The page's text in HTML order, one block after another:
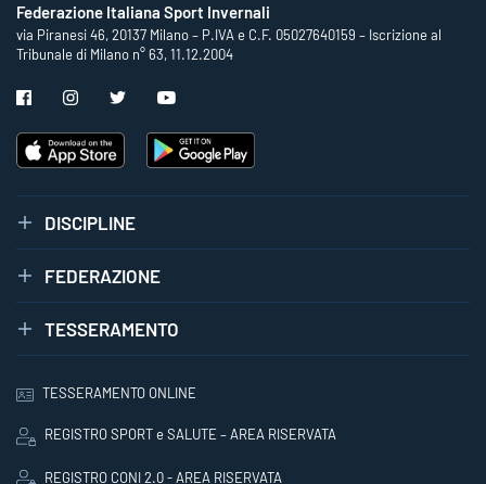
Federazione Italiana Sport Invernali
via Piranesi 46, 20137 Milano – P.IVA e C.F. 05027640159 – Iscrizione al
Tribunale di Milano n° 63, 11.12.2004
DISCIPLINE
FEDERAZIONE
TESSERAMENTO
TESSERAMENTO ONLINE
REGISTRO SPORT e SALUTE – AREA RISERVATA
REGISTRO CONI 2.0 - AREA RISERVATA